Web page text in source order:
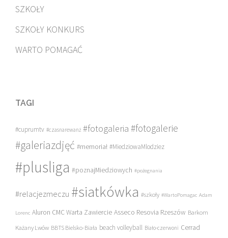
SZKOŁY
SZKOŁY KONKURS
WARTO POMAGAĆ
TAGI
#cuprumtv #czasnarewanż #fotogaleria #fotogalerie
#galeriazdjęć #memoriał #MiedziowaMlodziez
#plusliga #poznajMiedziowych #pożegnania
#relacjezmeczu #siatkówka #szkoły #WartoPomagac Adam
Lorenc Aluron CMC Warta Zawiercie Asseco Resovia Rzeszów Barkom
Każany Lwów BBTS Bielsko-Biała beach volleyball Biało-czerwoni Cerrad